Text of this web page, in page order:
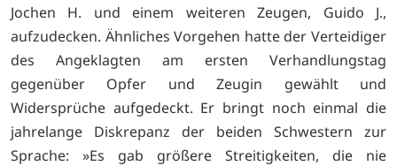
Jochen H. und einem weiteren Zeugen, Guido J.,
aufzudecken. Ähnliches Vorgehen hatte der Verteidiger
des Angeklagten am ersten Verhandlungstag
gegenüber Opfer und Zeugin gewählt und
Widersprüche aufgedeckt. Er bringt noch einmal die
jahrelange Diskrepanz der beiden Schwestern zur
Sprache: »Es gab größere Streitigkeiten, die nie